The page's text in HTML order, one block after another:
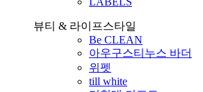
뷰티 & 라이프스타일
Be CLEAN
아우구스티누스 바더
위펫
till white